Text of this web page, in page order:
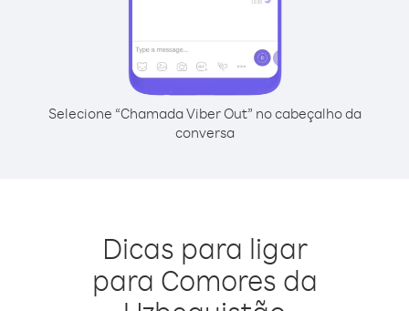
Selecione “Chamada Viber Out” no cabeçalho da
conversa
Dicas para ligar
para Comores da